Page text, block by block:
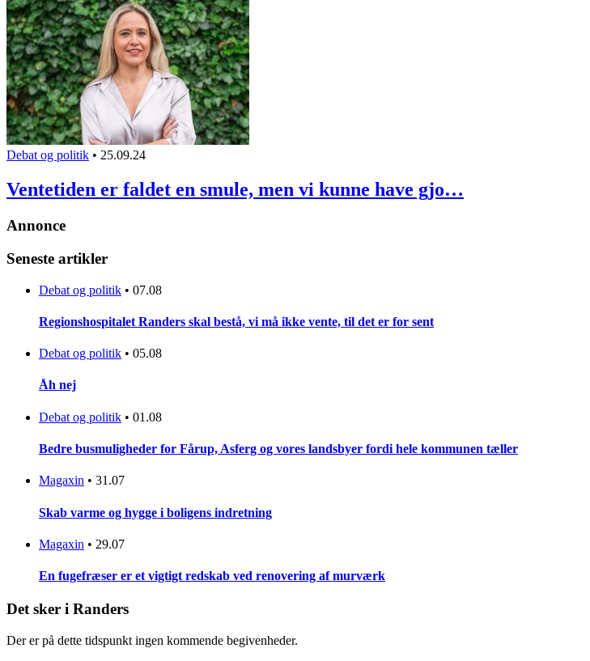
Debat og politik • 25.09.24
Ventetiden er faldet en smule, men vi kunne have gjo…
Annonce
Seneste artikler
Debat og politik • 07.08
Regionshospitalet Randers skal bestå, vi må ikke vente, til det er for sent
Debat og politik • 05.08
Åh nej
Debat og politik • 01.08
Bedre busmuligheder for Fårup, Asferg og vores landsbyer fordi hele kommunen tæller
Magaxin • 31.07
Skab varme og hygge i boligens indretning
Magaxin • 29.07
En fugefræser er et vigtigt redskab ved renovering af murværk
Det sker i Randers
Der er på dette tidspunkt ingen kommende begivenheder.